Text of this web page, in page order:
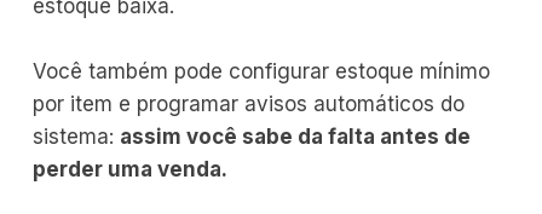
estoque baixa.
Você também pode configurar estoque mínimo
por item e programar avisos automáticos do
sistema: assim você sabe da falta antes de
perder uma venda.